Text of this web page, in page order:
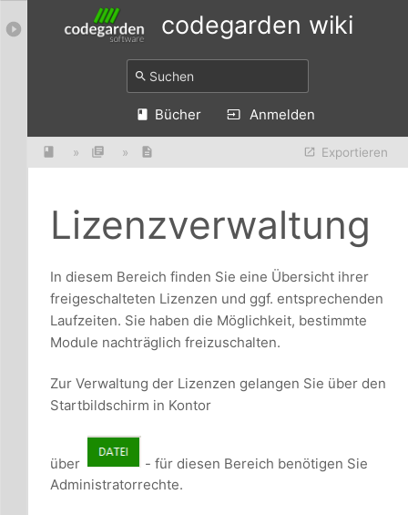
codegarden wiki
Bücher Anmelden
» » Exportieren
Lizenzverwaltung
In diesem Bereich finden Sie eine Übersicht ihrer
freigeschalteten Lizenzen und ggf. entsprechenden
Laufzeiten. Sie haben die Möglichkeit, bestimmte
Module nachträglich freizuschalten.
Zur Verwaltung der Lizenzen gelangen Sie über den
Startbildschirm in Kontor
über
- für diesen Bereich benötigen Sie
Administratorrechte.